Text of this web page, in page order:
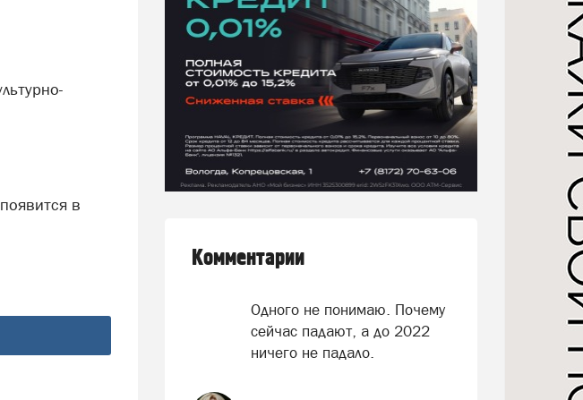
Комментарии
Одного не понимаю. Почему
сейчас падают, а до 2022
ничего не падало.